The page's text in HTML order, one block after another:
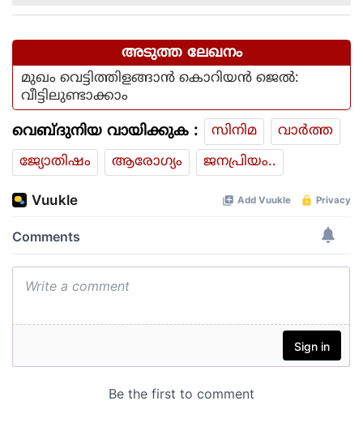
അടുത്ത ലേഖനം
മുഖം വെട്ടിത്തിളങ്ങാൻ കൊറിയൻ ജെൽ:
വീട്ടിലുണ്ടാക്കാം
വെബ്ദുനിയ വായിക്കുക : സിനിമ
വാര്‍ത്ത
ജ്യോതിഷം
ആരോഗ്യം ജനപ്രിയം..